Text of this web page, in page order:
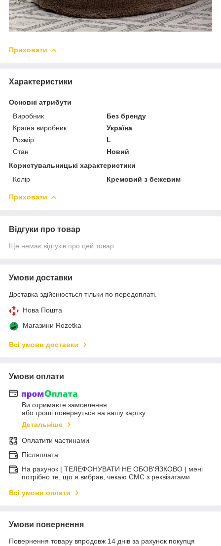
Приховати
Характеристики
Основні атрибути
Виробник
Без бренду
Країна виробник
Україна
Розмір
L
Стан
Новий
Користувальницькі характеристики
Колір
Кремовий з бежевим
Приховати
Відгуки про товар
Ще немає відгуків про цей товар
Умови доставки
Доставка здійснюється тільки по передоплаті.
Нова Пошта
Магазини Rozetka
Всі умови доставки
Умови оплати
Ви отримаєте замовлення
або гроші повернуться на вашу картку
Детальніше
Оплатити частинами
Післяплата
На рахунок | ТЕЛЕФОНУВАТИ НЕ ОБОВ'ЯЗКОВО | мені
потрібно те, що я вибрав, чекаю СМС з реквізитами
Всі умови оплати
Умови повернення
Повернення товару впродовж 14 днів за рахунок покупця